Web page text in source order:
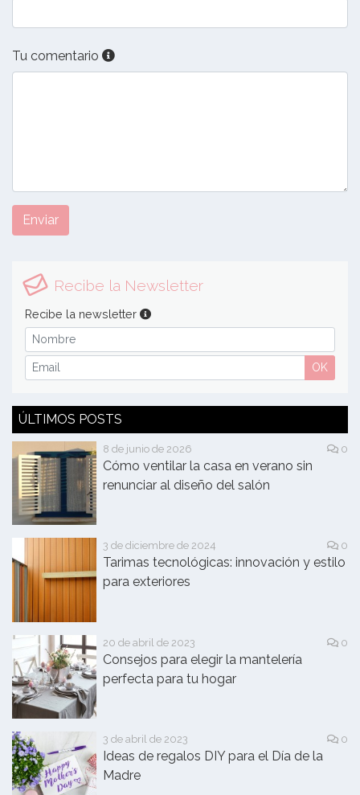
Tu comentario
Enviar
Recibe la Newsletter
Recibe la newsletter
OK
ÚLTIMOS POSTS
8 de junio de 2026 0
Cómo ventilar la casa en verano sin
renunciar al diseño del salón
3 de diciembre de 2024 0
Tarimas tecnológicas: innovación y estilo
para exteriores
20 de abril de 2023 0
Consejos para elegir la mantelería
perfecta para tu hogar
3 de abril de 2023 0
Ideas de regalos DIY para el Día de la
Madre